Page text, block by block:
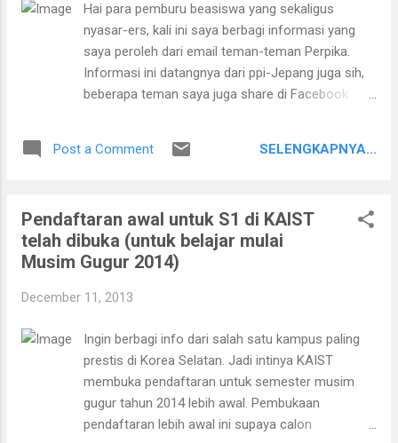
Biasanya sih memang sangat amat jarang
sekali kota tempat saya tinggal saat ini itu
turun salju di musim dingin. Mungkin hanya
sesekali dan tidak sampai terakumulasi tebal.
Mirip-mirip malam ini sih. Kecuali awal tahun
Januari lalu adalah salju terlebat selama dia
Hai para pemburu beasiswa yang sekaligus
nyasar-ers, kali ini saya berbagi informasi yang
saya peroleh dari email teman-teman Perpika.
Informasi ini datangnya dari ppi-Jepang juga sih,
beberapa teman saya juga share di Facebook.
daftar. Pas terima email ini saya jadi ingat
belum kesana dan sempat curcol juga di blog .
Oke, baiklah, silahkan berikut ini informasinya:
Post a Comment SELENGKAPNYA...
Pendaftaran awal untuk S1 di KAIST
telah dibuka (untuk belajar mulai
Musim Gugur 2014)
December 11, 2013
Ingin berbagi info dari salah satu kampus paling
prestis di Korea Selatan. Jadi intinya KAIST
membuka pendaftaran untuk semester musim
gugur tahun 2014 lebih awal. Pembukaan
pendaftaran lebih awal ini supaya calon